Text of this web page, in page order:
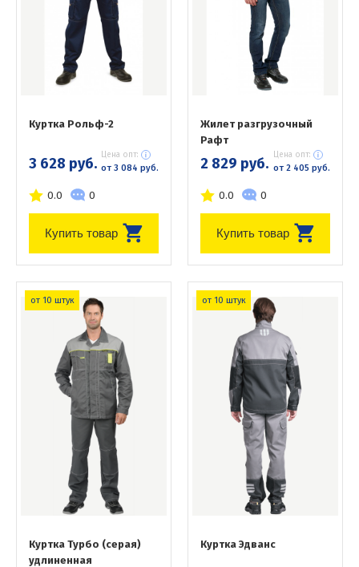
Куртка Рольф-2
3 628 руб. Цена опт:
от 3 084 руб.
0.0 0
Купить товар
Жилет разгрузочный
Рафт
2 829 руб. Цена опт:
от 2 405 руб.
0.0 0
Купить товар
от 10 штук
Куртка Турбо (серая)
удлиненная
от 10 штук
Куртка Эдванс